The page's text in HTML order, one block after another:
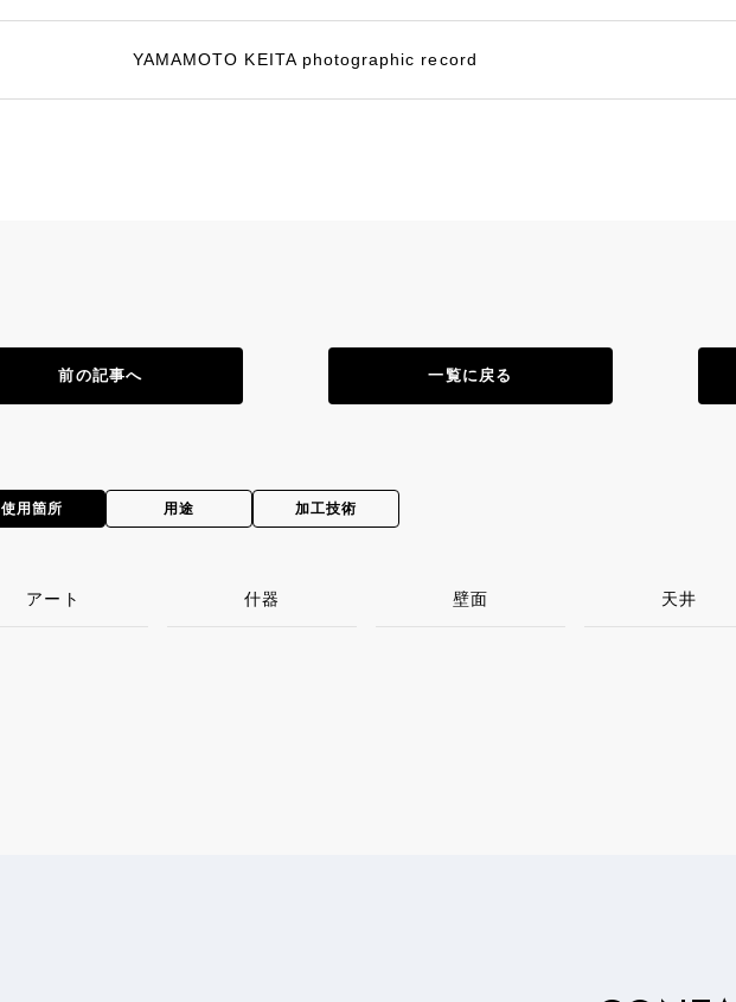
YAMAMOTO KEITA photographic record
前の記事へ 一覧に戻る
使用箇所 用途 加工技術
アート 什器 壁面 天井